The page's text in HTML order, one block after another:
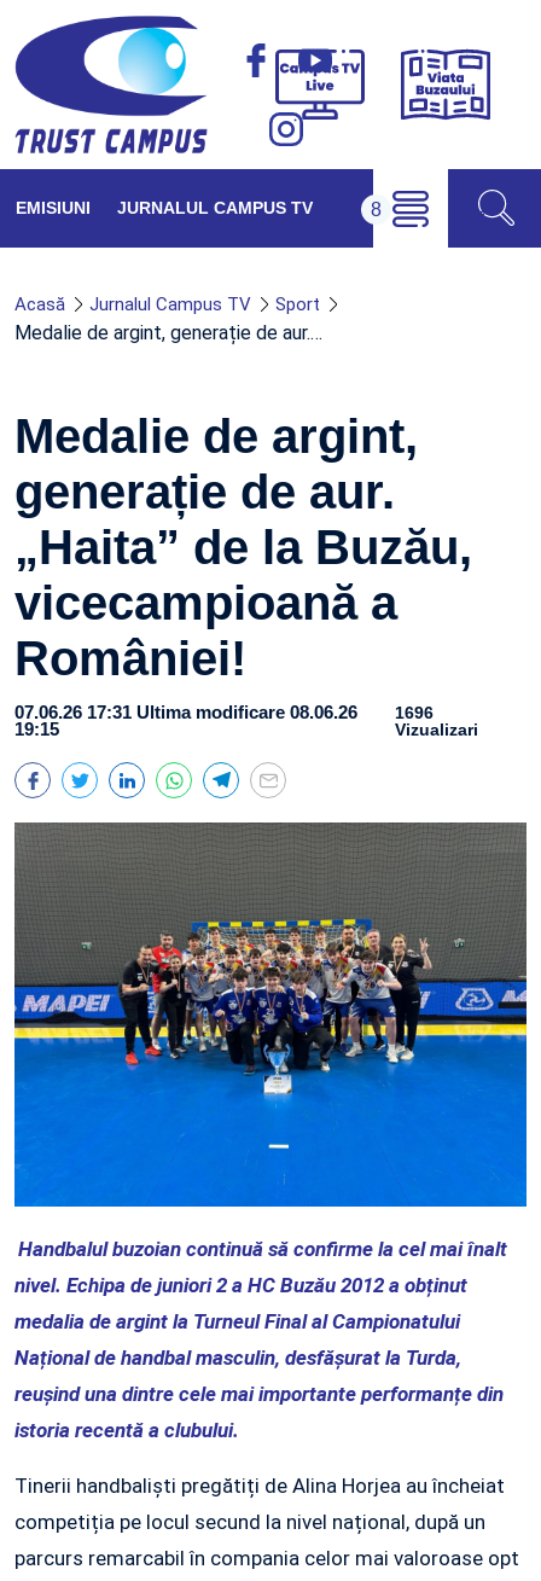
Campus
Viața
EMISIUNI JURNALUL CAMPUS TV
Acasă Jurnalul Campus TV Sport
Medalie de argint, generație de aur.…
Medalie de argint,
generație de aur.
„Haita” de la Buzău,
vicecampioană a
României!
07.06.26 17:31 Ultima modificare 08.06.26
19:15
1696
Vizualizari
Handbalul buzoian continuă să confirme la cel mai înalt
nivel. Echipa de juniori 2 a HC Buzău 2012 a obținut
medalia de argint la Turneul Final al Campionatului
Național de handbal masculin, desfășurat la Turda,
reușind una dintre cele mai importante performanțe din
istoria recentă a clubului.
Tinerii handbaliști pregătiți de Alina Horjea au încheiat
competiția pe locul secund la nivel național, după un
parcurs remarcabil în compania celor mai valoroase opt